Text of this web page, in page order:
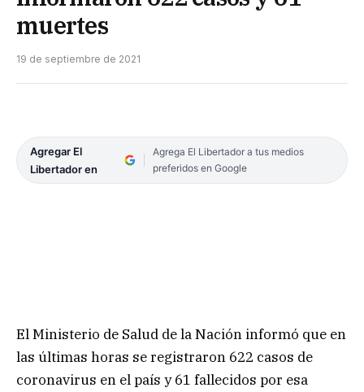
muertes
19 de septiembre de 2021
Agregar El
Libertador en
Agrega El Libertador a tus medios
preferidos en Google
El Ministerio de Salud de la Nación informó que en
las últimas horas se registraron 622 casos de
coronavirus en el país y 61 fallecidos por esa